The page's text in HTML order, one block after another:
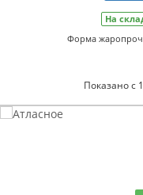
На
Форма
Показано с